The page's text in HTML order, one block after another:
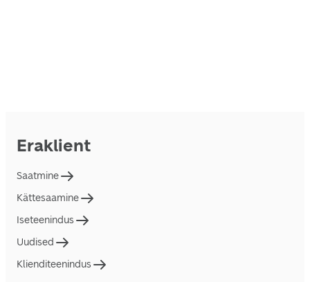
Eraklient
Saatmine
Kättesaamine
Iseteenindus
Uudised
Klienditeenindus